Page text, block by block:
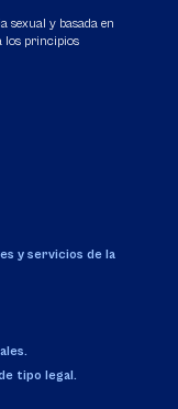
sexual y basada en
los principios
y servicios de la
tipo legal.